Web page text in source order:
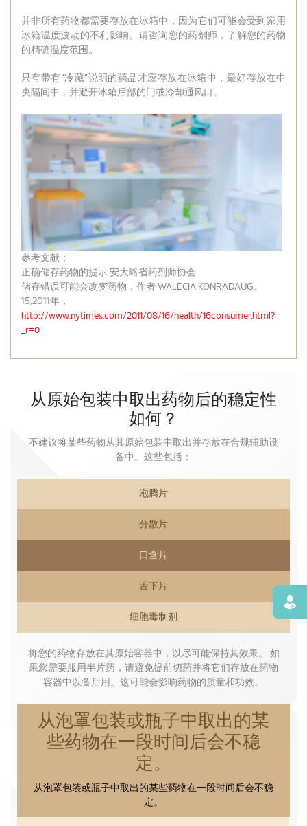
并非所有药物都需要存放在冰箱中，因为它们可能会受到家用
冰箱温度波动的不利影响。请咨询您的药剂师，了解您的药物
的精确温度范围。
只有带有“冷藏”说明的药品才应存放在冰箱中，最好存放在中
央隔间中，并避开冰箱后部的门或冷却通风口。
参考文献：
正确储存药物的提示 安大略省药剂师协会
储存错误可能会改变药物，作者 WALECIA KONRADAUG。
15,2011年，
http://www.nytimes.com/2011/08/16/health/16consumer.html?
_r=0
从原始包装中取出药物后的稳定性
如何？
不建议将某些药物从其原始包装中取出并存放在合规辅助设
备中。这些包括：
泡腾片
分散片
口含片
舌下片
细胞毒制剂
将您的药物存放在其原始容器中，以尽可能保持其效果。 如
果您需要服用半片药，请避免提前切药并将它们存放在药物
容器中以备后用。这可能会影响药物的质量和功效。
从泡罩包装或瓶子中取出的某
些药物在一段时间后会不稳
定。
从泡罩包装或瓶子中取出的某些药物在一段时间后会不稳
定。
寻找